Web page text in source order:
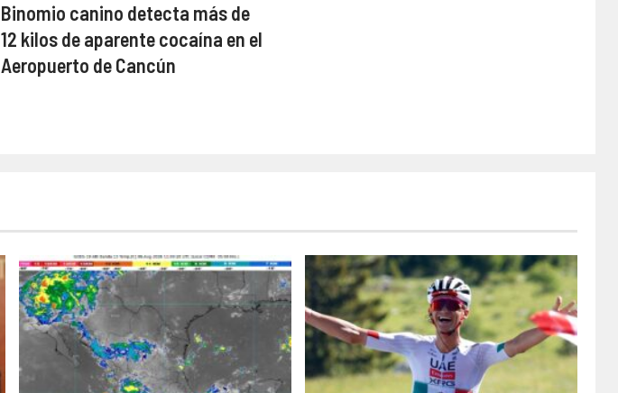
Binomio canino detecta más de
12 kilos de aparente cocaína en el
Aeropuerto de Cancún